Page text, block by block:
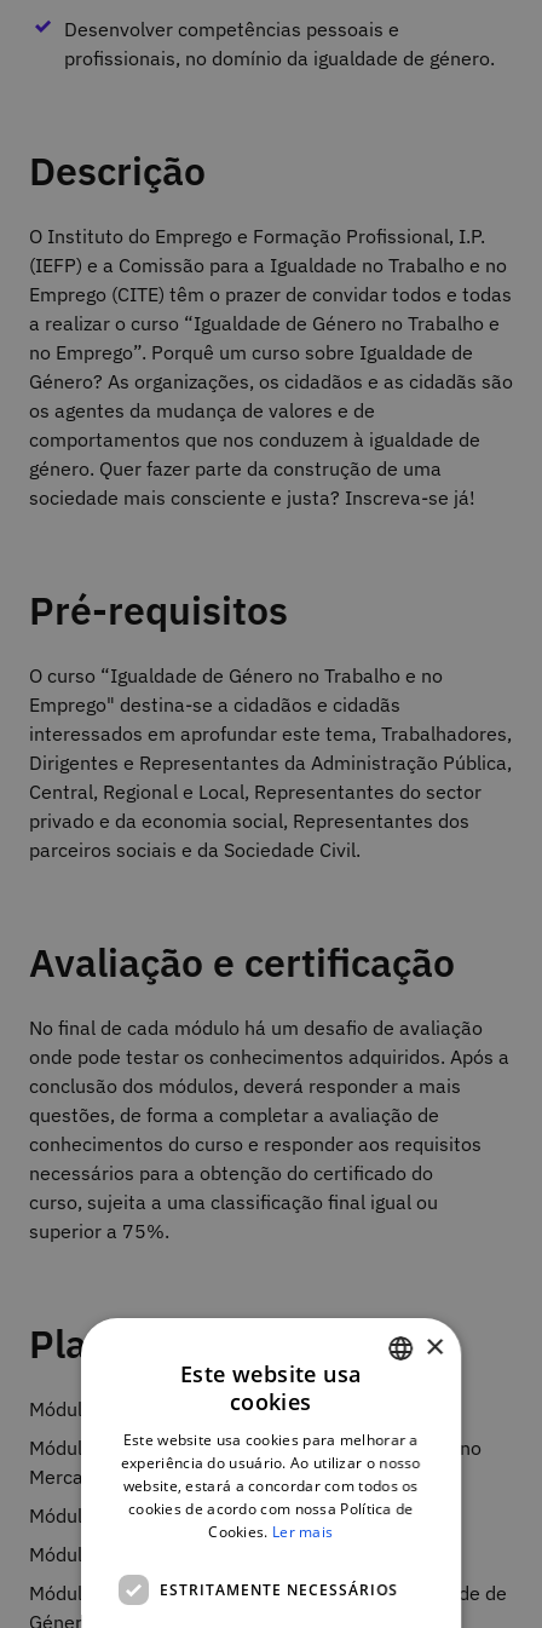
Desenvolver competências pessoais e
profissionais, no domínio da igualdade de género.
Descrição
O Instituto do Emprego e Formação Profissional, I.P.
(IEFP) e a Comissão para a Igualdade no Trabalho e no
Emprego (CITE) têm o prazer de convidar todos e todas
a realizar o curso “Igualdade de Género no Trabalho e
no Emprego”. Porquê um curso sobre Igualdade de
Género? As organizações, os cidadãos e as cidadãs são
os agentes da mudança de valores e de
comportamentos que nos conduzem à igualdade de
género. Quer fazer parte da construção de uma
sociedade mais consciente e justa? Inscreva-se já!
Pré-requisitos
O curso “Igualdade de Género no Trabalho e no
Emprego" destina-se a cidadãos e cidadãs
interessados em aprofundar este tema, Trabalhadores,
Dirigentes e Representantes da Administração Pública,
Central, Regional e Local, Representantes do sector
privado e da economia social, Representantes dos
parceiros sociais e da Sociedade Civil.
Avaliação e certificação
No final de cada módulo há um desafio de avaliação
onde pode testar os conhecimentos adquiridos. Após a
conclusão dos módulos, deverá responder a mais
questões, de forma a completar a avaliação de
conhecimentos do curso e responder aos requisitos
necessários para a obtenção do certificado do
curso, sujeita a uma classificação final igual ou
superior a 75%.
Plano de curso
Módulo 0 - Boas vindas
Módulo 1 - Situação das Mulheres e dos Homens no
Mercado de Trabalho
Módulo 2 - Enquadramento Conceptual
Módulo 3 - Intervir para a Mudança
Módulo 4 - Mecanismos Nacionais para a Igualdade de
Género
×
Este website usa
cookies
Este website usa cookies para melhorar a
experiência do usuário. Ao utilizar o nosso
website, estará a concordar com todos os
cookies de acordo com nossa Política de
Cookies. Ler mais
ESTRITAMENTE NECESSÁRIOS